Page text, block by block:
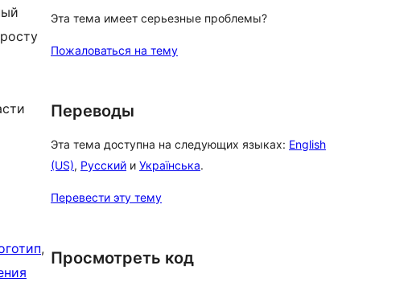
Эта тема имеет серьезные проблемы?
Пожаловаться на тему
Переводы
Эта тема доступна на следующих языках: English
(US), Русский и Українська.
Перевести эту тему
Просмотреть код